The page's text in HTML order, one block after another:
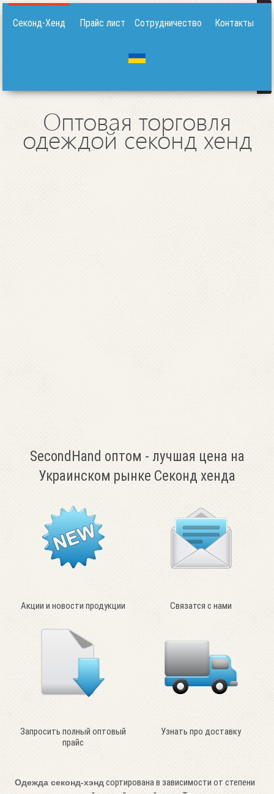
Секонд-Хенд Прайс лист Сотрудничество Контакты
Оптовая торговля
одеждой секонд хенд
SecondHand оптом - лучшая цена на
Украинском рынке Секонд хенда
Акции и новости продукции Связатся с нами
Запросить полный оптовый
прайс
Узнать про доставку
Одежда секонд-хэндсортирована в зависимости от степени